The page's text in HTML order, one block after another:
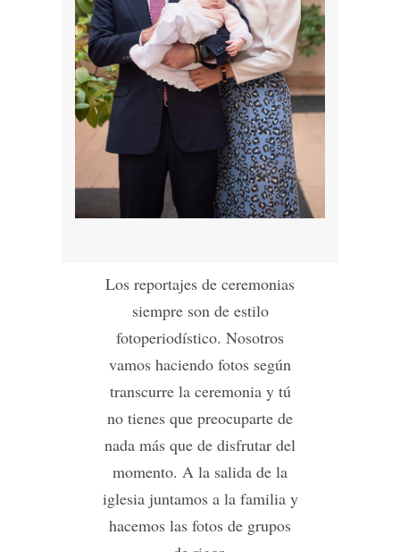
Los reportajes de ceremonias
siempre son de estilo
fotoperiodístico. Nosotros
vamos haciendo fotos según
transcurre la ceremonia y tú
no tienes que preocuparte de
nada más que de disfrutar del
momento. A la salida de la
iglesia juntamos a la familia y
hacemos las fotos de grupos